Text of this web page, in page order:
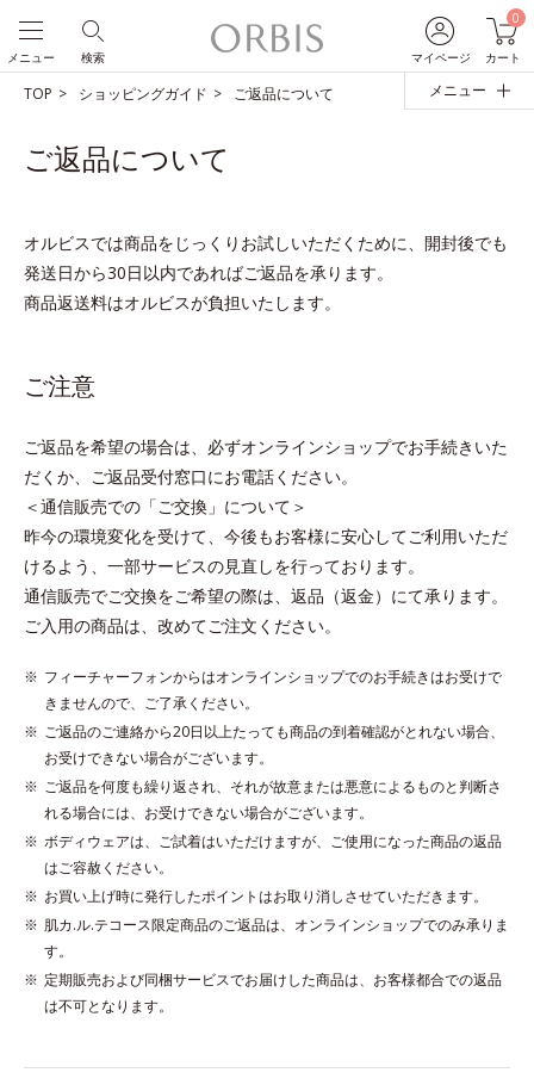
マイページ
0
カート
検索
メニュー
メニュー
TOP ショッピングガイド ご返品について
ご返品について
オルビスでは商品をじっくりお試しいただくために、開封後でも
発送日から30日以内であればご返品を承ります。
商品返送料はオルビスが負担いたします。
ご注意
ご返品を希望の場合は、必ずオンラインショップでお手続きいた
だくか、ご返品受付窓口にお電話ください。
＜通信販売での「ご交換」について＞
昨今の環境変化を受けて、今後もお客様に安心してご利用いただ
けるよう、一部サービスの見直しを行っております。
通信販売でご交換をご希望の際は、返品（返金）にて承ります。
ご入用の商品は、改めてご注文ください。
フィーチャーフォンからはオンラインショップでのお手続きはお受けで
きませんので、ご了承ください。
ご返品のご連絡から20日以上たっても商品の到着確認がとれない場合、
お受けできない場合がございます。
ご返品を何度も繰り返され、それが故意または悪意によるものと判断さ
れる場合には、お受けできない場合がございます。
ボディウェアは、ご試着はいただけますが、ご使用になった商品の返品
はご容赦ください。
お買い上げ時に発行したポイントはお取り消しさせていただきます。
肌カ.ル.テコース限定商品のご返品は、オンラインショップでのみ承りま
す。
定期販売および同梱サービスでお届けした商品は、お客様都合での返品
は不可となります。